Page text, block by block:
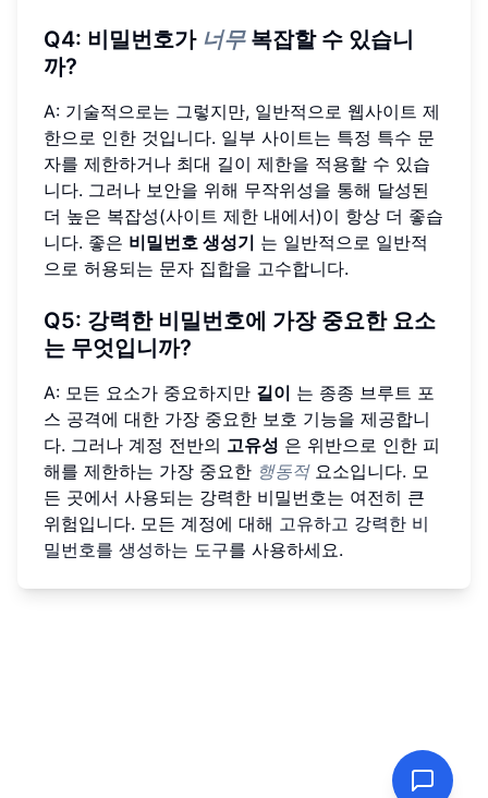
Q4: 비밀번호가 너무복잡할 수 있습니
까?
A: 기술적으로는 그렇지만, 일반적으로 웹사이트 제
한으로 인한 것입니다. 일부 사이트는 특정 특수 문
자를 제한하거나 최대 길이 제한을 적용할 수 있습
니다. 그러나 보안을 위해 무작위성을 통해 달성된
더 높은 복잡성(사이트 제한 내에서)이 항상 더 좋습
니다. 좋은 비밀번호 생성기 는 일반적으로 일반적
으로 허용되는 문자 집합을 고수합니다.
Q5: 강력한 비밀번호에 가장 중요한 요소
는 무엇입니까?
A: 모든 요소가 중요하지만 길이 는 종종 브루트 포
스 공격에 대한 가장 중요한 보호 기능을 제공합니
다. 그러나 계정 전반의 고유성 은 위반으로 인한 피
해를 제한하는 가장 중요한 행동적요소입니다. 모
든 곳에서 사용되는 강력한 비밀번호는 여전히 큰
위험입니다. 모든 계정에 대해 고유하고 강력한 비
밀번호를 생성하는 도구를 사용하세요.